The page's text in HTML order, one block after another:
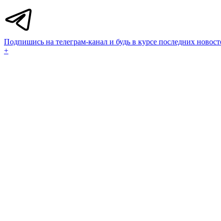
Подпишись на телеграм-канал и будь в курсе последних
+